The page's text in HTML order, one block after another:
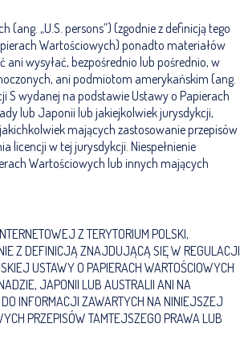
„U.S. persons”) (zgodnie z definicją tego
Wartościowych) ponadto materiałów
wysyłać, bezpośrednio lub pośrednio, w
ani podmiotom amerykańskim (ang.
S wydanej na podstawie Ustawy o Papierach
lub Japonii lub jakiejkolwiek jurysdykcji,
mających zastosowanie przepisów
licencji w tej jurysdykcji. Niespełnienie
Wartościowych lub innych mających
Z TERYTORIUM POLSKI,
Z DEFINICJĄ ZNAJDUJĄCĄ SIĘ W REGULACJI
USTAWY O PAPIERACH WARTOŚCIOWYCH
JAPONII LUB AUSTRALII ANI NA
INFORMACJI ZAWARTYCH NA NINIEJSZEJ
PRZEPISÓW TAMTEJSZEGO PRAWA LUB